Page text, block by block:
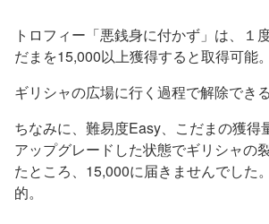
トロフィー「悪銭身に付かず」は、１
だまを15,000以上獲得すると取得可能。
ギリシャの広場に行く過程で解除でき
ちなみに、難易度Easy、こだまの獲得
アップグレードした状態でギリシャの
たところ、15,000に届きませんでした
的。